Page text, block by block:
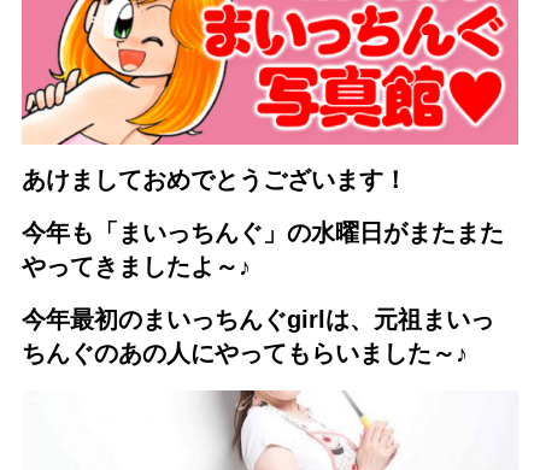
あけましておめでとうございます！
今年も「まいっちんぐ」の水曜日がまたまた
やってきましたよ～♪
今年最初のまいっちんぐgirlは、 元祖まいっ
ちんぐのあの人にやってもらいました～♪